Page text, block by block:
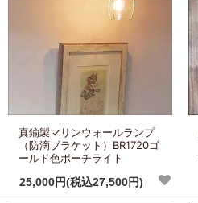
真鍮製マリンウォールランプ
（防滴ブラケット）BR1720ゴ
ールド色ポーチライト
25,000円(税込27,500円)